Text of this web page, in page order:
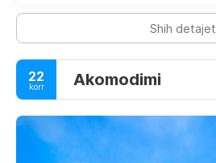
Shih detajet
22
korr Akomodimi